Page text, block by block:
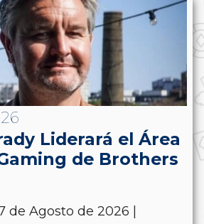
Liderará el Área
de Brothers
de Agosto de 2026 |